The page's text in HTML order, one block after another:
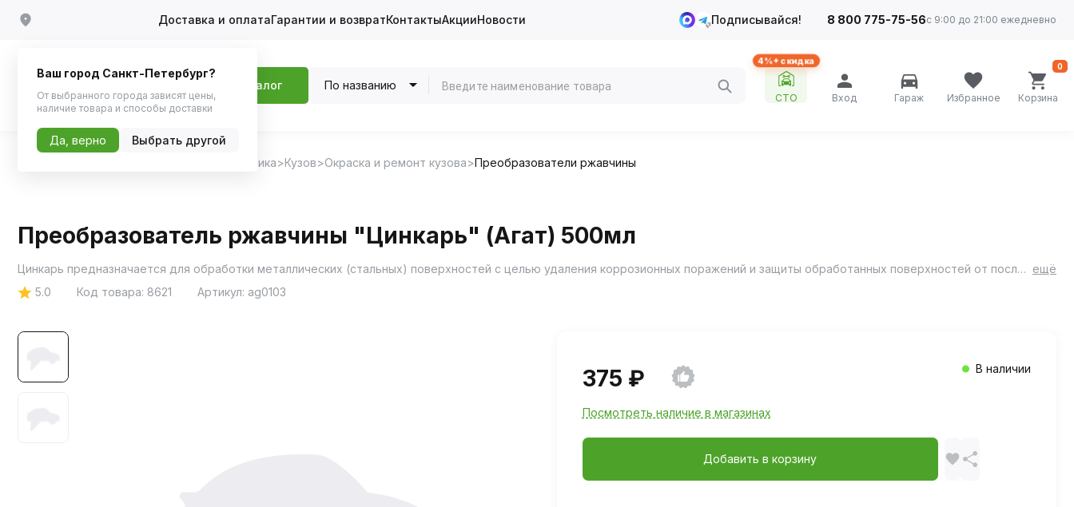
Доставка и оплатаГарантии и возвратКонтактыАкцииНовости Подписывайся! 8 800 775-75-56с 9:00 до 21:00 ежедневно
Каталог По названию
4%+ скидка
СТО Вход Гараж Избранное Корзина
0
Автохимия, Автокосметика Кузов Окраска и ремонт кузова Преобразователи ржавчины
Преобразователь ржавчины "Цинкарь" (Агат) 500мл
Цинкарь предназначается для обработки металлических (стальных) поверхностей с целью удаления коррозионных поражений и защиты обработанных поверхностей от последующих атмосферно-климатических воздействий. ещё
5.0
Код товара: 8621 Артикул: ag0103
375 ₽ В наличии
Посмотреть наличие в магазинах
Добавить в корзину
Ваш город Санкт-Петербург?
От выбранного города зависят цены,
наличие товара и способы доставки
Да, верно Выбрать другой